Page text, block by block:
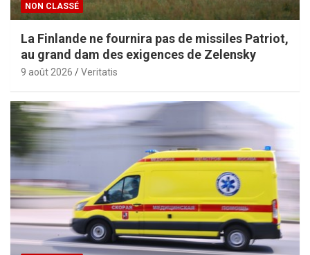
NON CLASSÉ
La Finlande ne fournira pas de missiles Patriot,
au grand dam des exigences de Zelensky
9 août 2026 Veritatis